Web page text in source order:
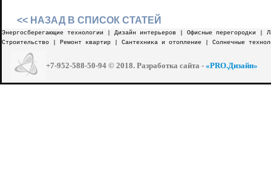
<< НАЗАД В СПИСОК СТАТЕЙ
Энергосберегающие технологии Дизайн интерьеров Офисные перегородки
Строительство
Ремонт квартир Сантехника и отопление Солнечные
+7-952-588-50-94 © 2018. Разработка сайта - «PRO.Дизайн»